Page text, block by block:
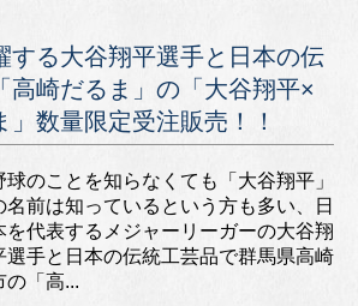
する大谷翔平選手と日本の伝
高崎だるま」の「大谷翔平×
」数量限定受注販売！！
球のことを知らなくても「大谷翔平」
名前は知っているという方も多い、日
を代表するメジャーリーガーの大谷翔
選手と日本の伝統工芸品で群馬県高崎
の「高...